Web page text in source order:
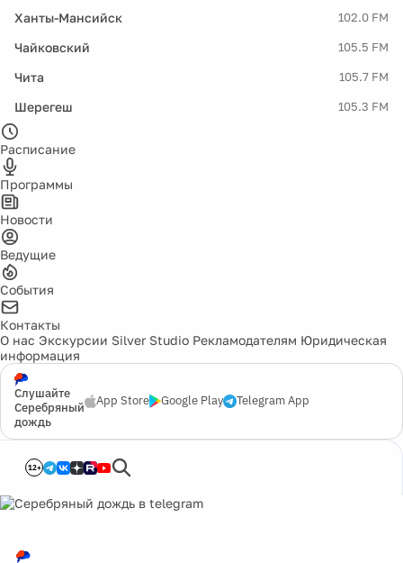
Ханты-Мансийск 102.0 FM
Чайковский 105.5 FM
Чита 105.7 FM
Шерегеш 105.3 FM
Расписание
Программы
Новости
Ведущие
События
Контакты
О нас Экскурсии Silver Studio Рекламодателям Юридическая
информация
Слушайте
Серебряный
дождь
App Store Google Play Telegram App
12+